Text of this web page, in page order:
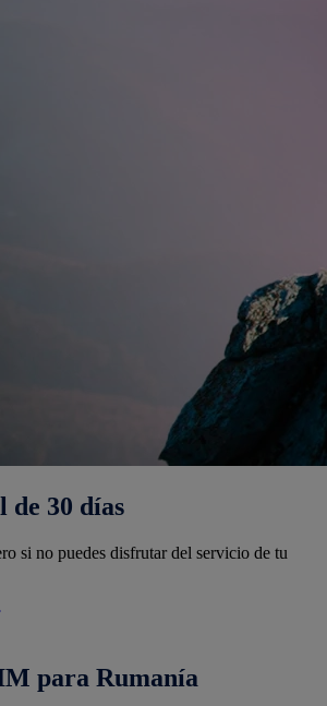
30 días
si no puedes disfrutar del servicio de tu
para Rumanía